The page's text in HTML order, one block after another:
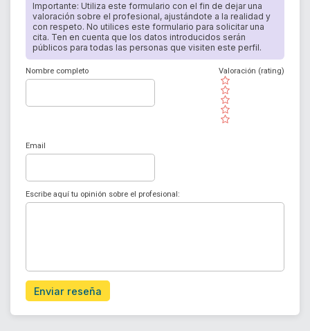
Importante: Utiliza este formulario con el fin de dejar una
valoración sobre el profesional, ajustándote a la realidad y
con respeto. No utilices este formulario para solicitar una
cita. Ten en cuenta que los datos introducidos serán
públicos para todas las personas que visiten este perfil.
Nombre completo
( )
( )
( )
( )
( )
Valoración (rating)
Email
Escribe aquí tu opinión sobre el profesional:
Enviar reseña